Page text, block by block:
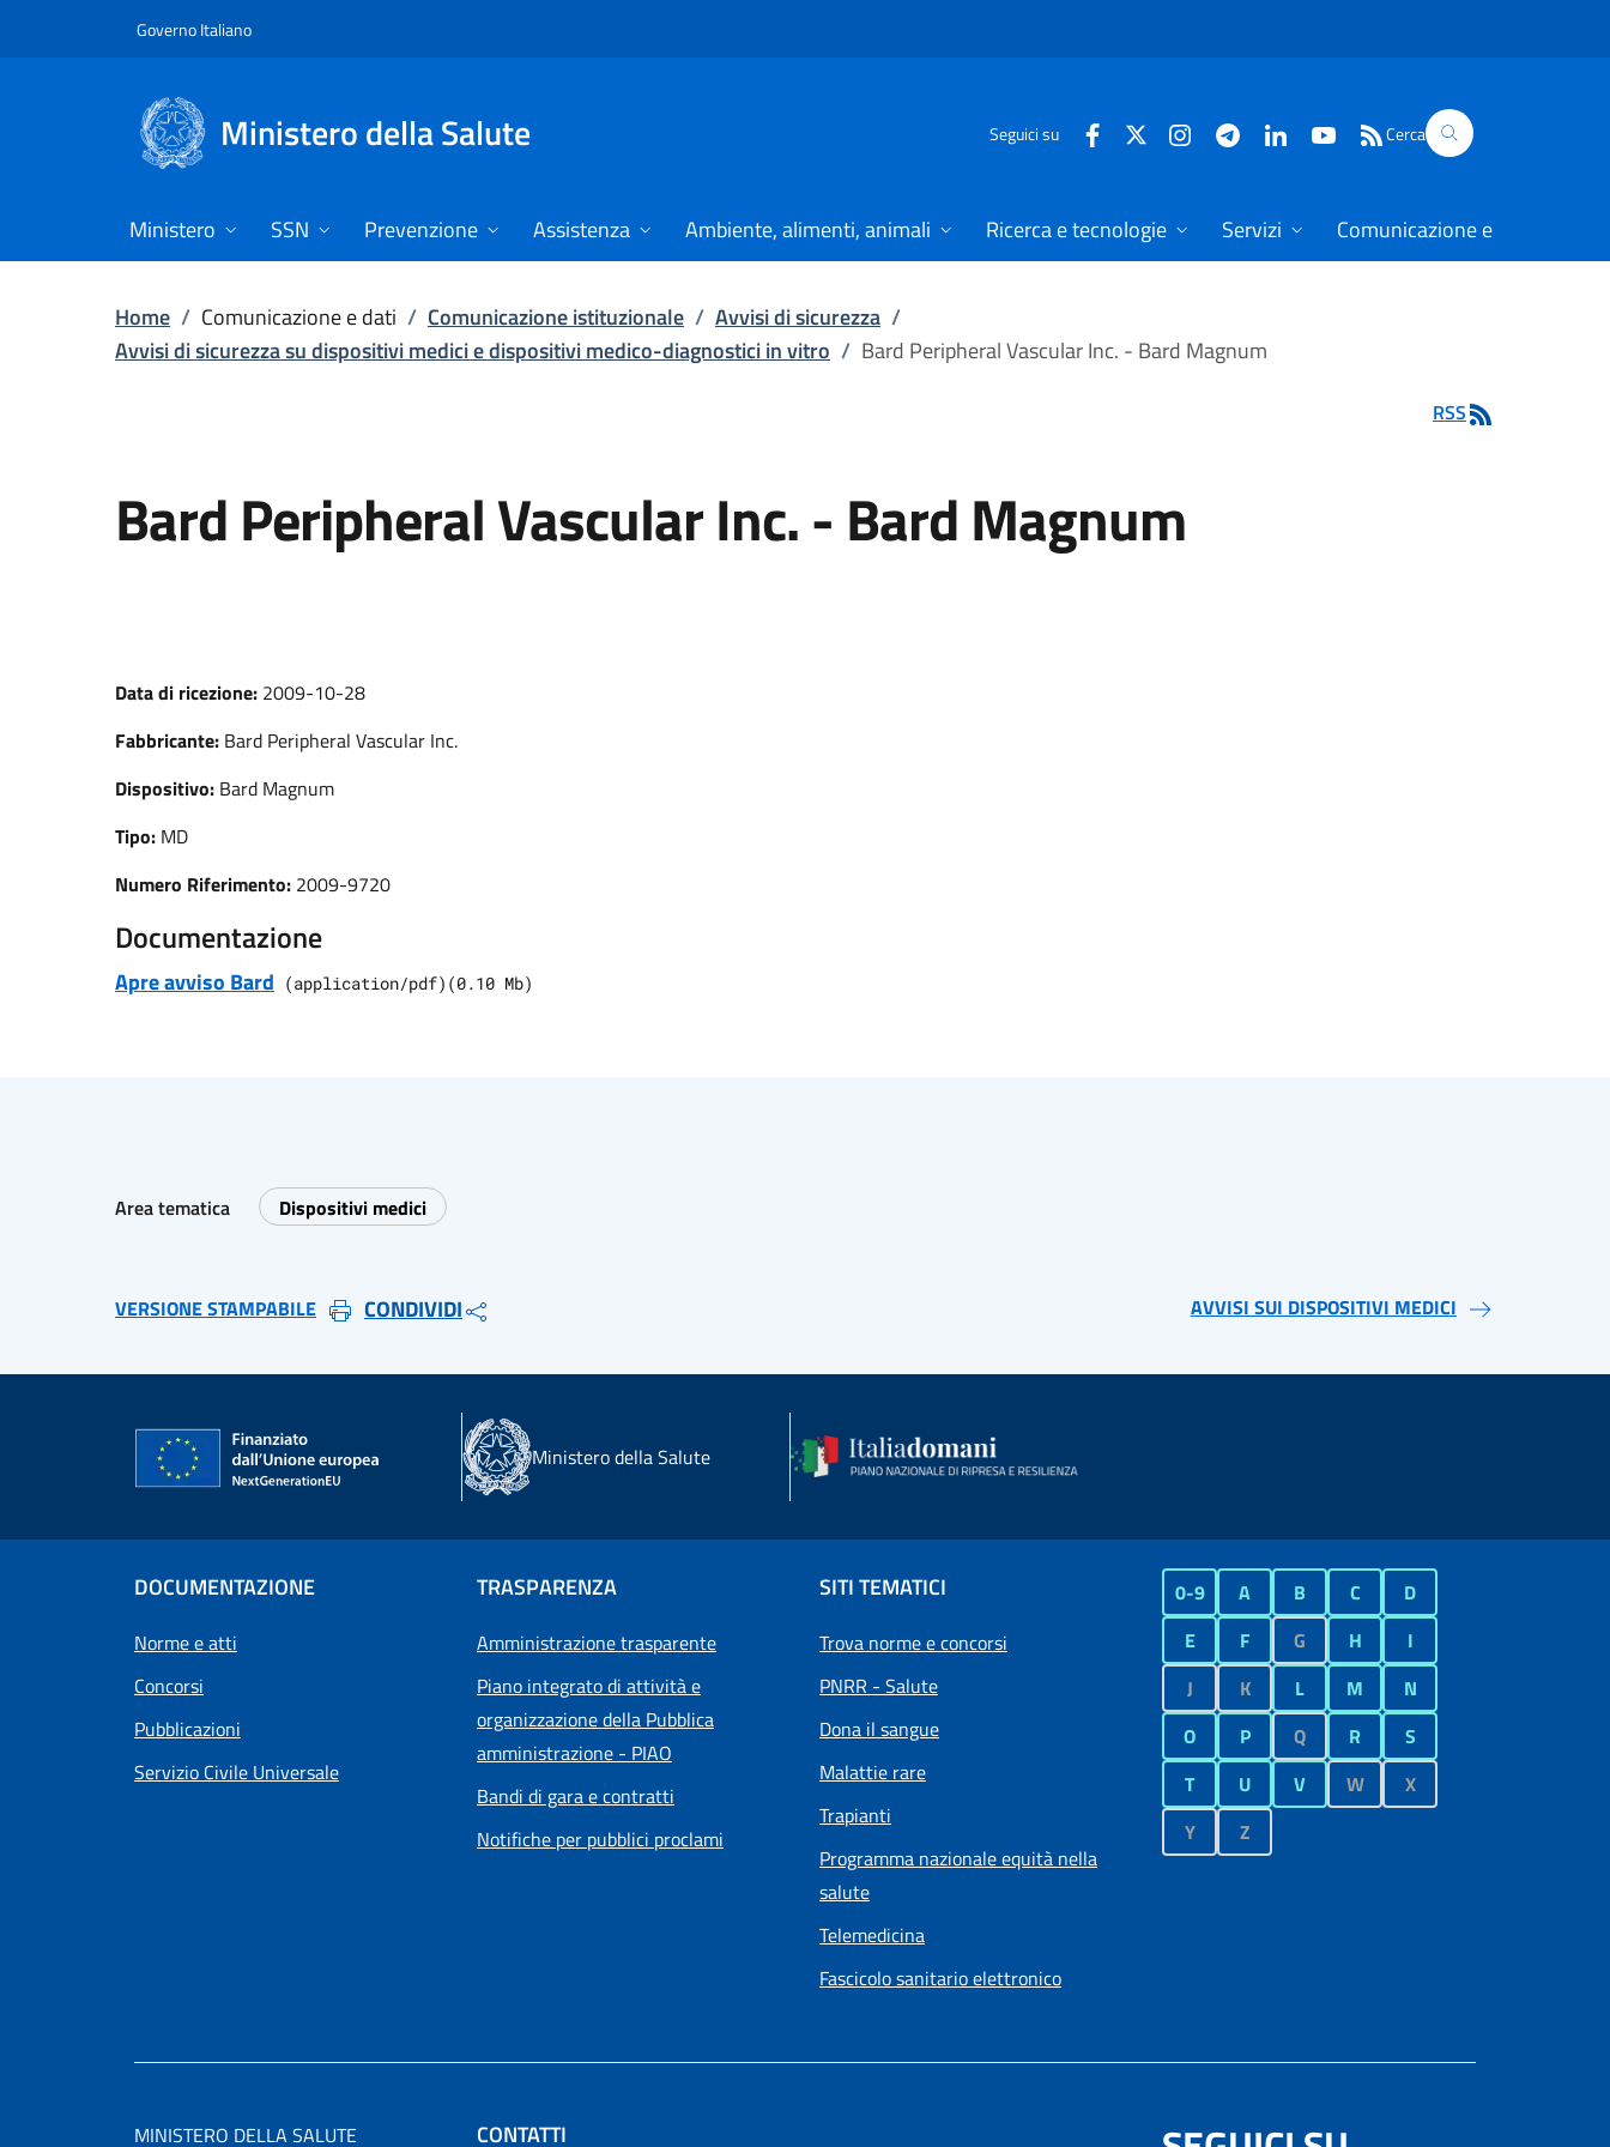
Governo Italiano
Ministero della Salute Seguici su Cerca
Ministero SSN Prevenzione Assistenza Ambiente, alimenti, animali Ricerca e tecnologie Servizi Comunicazione e dati
Home / Comunicazione e dati / Comunicazione istituzionale / Avvisi di sicurezza /
Avvisi di sicurezza su dispositivi medici e dispositivi medico-diagnostici in vitro / Bard Peripheral Vascular Inc. - Bard Magnum
RSS
Bard Peripheral Vascular Inc. - Bard Magnum
Data di ricezione: 2009-10-28
Fabbricante: Bard Peripheral Vascular Inc.
Dispositivo: Bard Magnum
Tipo: MD
Numero Riferimento: 2009-9720
Documentazione
Apre avviso Bard (application/pdf) (0.10 Mb)
Area tematica Dispositivi medici
VERSIONE STAMPABILE CONDIVIDI AVVISI SUI DISPOSITIVI MEDICI
Ministero della Salute
DOCUMENTAZIONE
Norme e atti
Concorsi
Pubblicazioni
Servizio Civile Universale
TRASPARENZA
Amministrazione trasparente
Piano integrato di attività e
organizzazione della Pubblica
amministrazione - PIAO
Bandi di gara e contratti
Notifiche per pubblici proclami
SITI TEMATICI
Trova norme e concorsi
PNRR - Salute
Dona il sangue
Malattie rare
Trapianti
Programma nazionale equità nella
salute
Telemedicina
Fascicolo sanitario elettronico
0-9 A B C
D
E
F G H
I
J
K L M
N
O
P Q R
S
T
U V W
X
Y
Z
MINISTERO DELLA SALUTE CONTATTI